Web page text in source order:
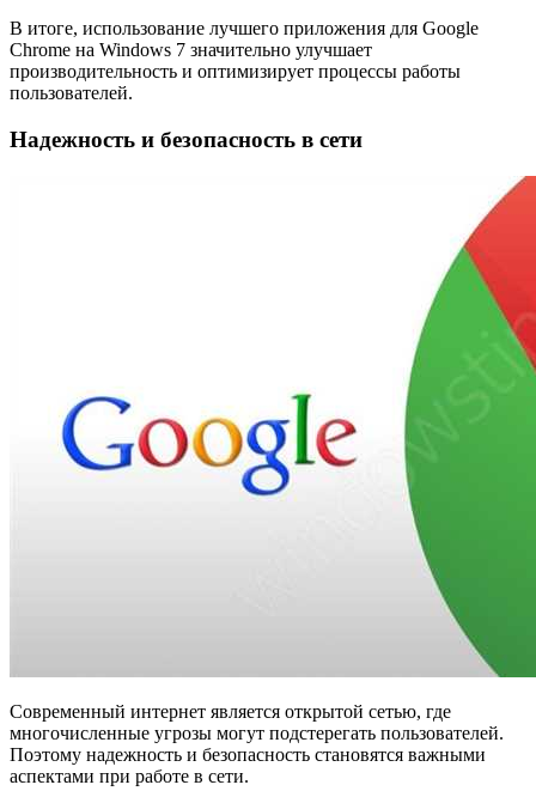
В итоге, использование лучшего приложения для Google
Chrome на Windows 7 значительно улучшает
производительность и оптимизирует процессы работы
пользователей.
Надежность и безопасность в сети
Современный интернет является открытой сетью, где
многочисленные угрозы могут подстерегать пользователей.
Поэтому надежность и безопасность становятся важными
аспектами при работе в сети.